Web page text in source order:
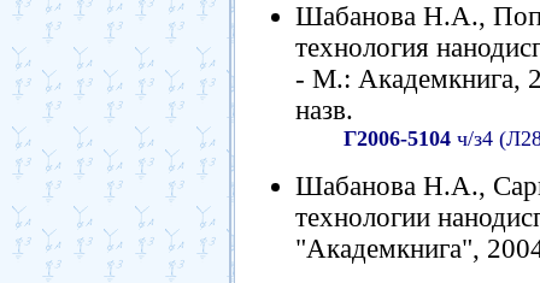
Шабанова Н.А.,
технология
- М.: Академкнига,
назв.
Г2006-5104 ч/з4
Шабанова Н.А.,
технологии
"Академкнига",